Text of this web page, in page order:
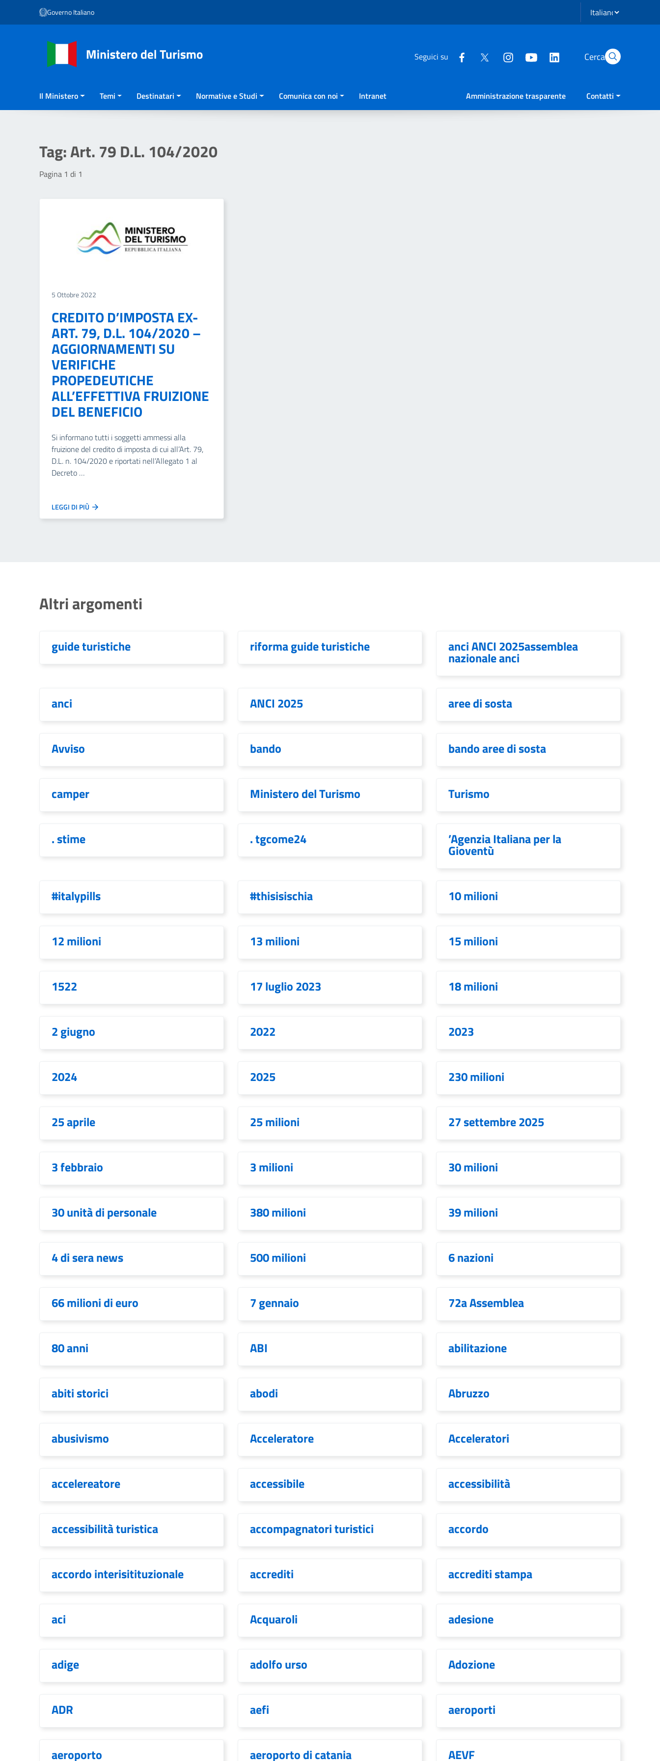
Vai ai contenuti
Vai al menu di navigazione
Governo Italiano Seleziona lingua
Seguici su Cerca
Il Ministero Temi Destinatari Normative e Studi Comunica con noi Intranet Amministrazione trasparente Contatti
Tag:Art. 79 D.L. 104/2020
Pagina 1 di 1
5 Ottobre 2022
CREDITO D’IMPOSTA EX-
ART. 79, D.L. 104/2020 –
AGGIORNAMENTI SU
VERIFICHE
PROPEDEUTICHE
ALL’EFFETTIVA FRUIZIONE
DEL BENEFICIO
Si informano tutti i soggetti ammessi alla
fruizione del credito di imposta di cui all’Art. 79,
D.L. n. 104/2020 e riportati nell’Allegato 1 al
Decreto …
LEGGI DI PIÙ
Altri argomenti
guide turistiche riforma guide turistiche anci ANCI 2025assemblea
nazionale anci
anci ANCI 2025 aree di sosta
Avviso bando bando aree di sosta
camper Ministero del Turismo Turismo
. stime . tgcome24 ’Agenzia Italiana per la
Gioventù
#italypills #thisisischia 10 milioni
12 milioni 13 milioni 15 milioni
1522 17 luglio 2023 18 milioni
2 giugno 2022 2023
2024 2025 230 milioni
25 aprile 25 milioni 27 settembre 2025
3 febbraio 3 milioni 30 milioni
30 unità di personale 380 milioni 39 milioni
4 di sera news 500 milioni 6 nazioni
66 milioni di euro 7 gennaio 72a Assemblea
80 anni ABI abilitazione
abiti storici abodi Abruzzo
abusivismo Acceleratore Acceleratori
accelereatore accessibile accessibilità
accessibilità turistica accompagnatori turistici accordo
accordo interisitituzionale accrediti accrediti stampa
aci Acquaroli adesione
adige adolfo urso Adozione
ADR aefi aeroporti
aeroporto aeroporto di catania AEVF